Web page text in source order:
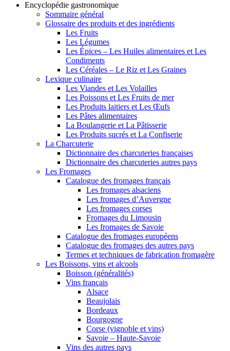
Encyclopédie gastronomique
Sommaire général
Glossaire des produits et des ingrédients
Les Fruits
Les Légumes
Les Épices – Les Huiles alimentaires et Les
Condiments
Les Céréales – Le Riz et Les Graines
Lexique culinaire
Les Viandes et Les Volailles
Les Poissons et Les Fruits de mer
Les Produits laitiers et Les Œufs
Les Pâtes alimentaires
La Boulangerie et La Pâtisserie
Les Produits sucrés et La Confiserie
La Charcuterie
Dictionnaire des charcuteries françaises
Dictionnaire des charcuteries autres pays
Les Fromages
Catalogue des fromages français
Les fromages alsaciens
Les fromages d’Auvergne
Les fromages corses
Fromages du Limousin
Les fromages de Savoie
Catalogue des fromages européens
Catalogue des fromages des autres pays
Termes et techniques de fabrication fromagère
Les Boissons, vins et alcools
Boisson (généralités)
Vins français
Alsace
Beaujolais
Bordeaux
Bourgogne
Corse (vignoble et vins)
Savoie – Haute-Savoie
Vins des autres pays